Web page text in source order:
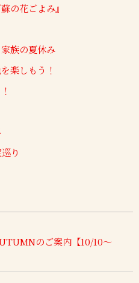
の花ごよみ』
族の夏休み
楽しもう！
り
のご案内【10/10～